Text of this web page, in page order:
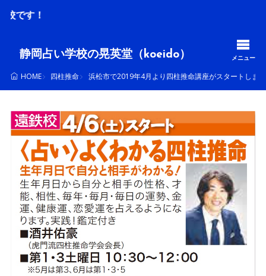
静岡占い学校の晃英堂（koeido） メニュー
HOME 四柱推命 浜松市で2019年4月より四柱推命講座がスタートしま